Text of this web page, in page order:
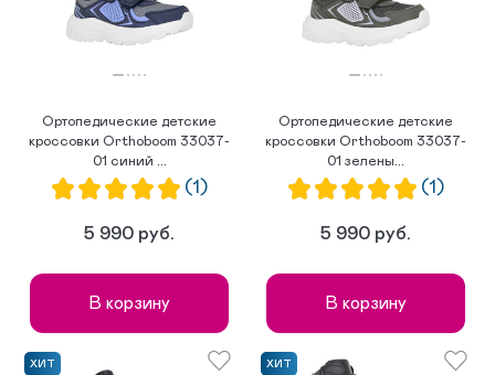
Ортопедические детские
кроссовки Orthoboom 33037-
01 синий ...
(1)
5 990 руб.
В корзину
Ортопедические детские
кроссовки Orthoboom 33037-
01 зелены...
(1)
5 990 руб.
В корзину
ХИТ ХИТ